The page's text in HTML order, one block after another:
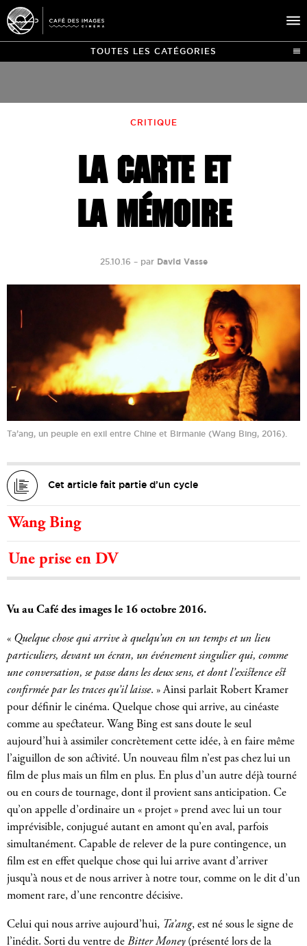
ÉVÉNEMENTS
PRATIQUE
ÉDUCATION AUX IMAGES
TOUTES LES CATÉGORIES
CRITIQUE
LA CARTE ET
LA MÉMOIRE
25.10.16 – par David Vasse
Ta’ang, un peuple en exil entre Chine et Birmanie (Wang Bing, 2016).
Cet article fait partie d’un cycle
Wang Bing
Une prise en DV
Vu au Café des images le 16 octobre 2016.
« Quelque chose qui arrive à quelqu’un en un temps et un lieu
particuliers, devant un écran, un événement singulier qui, comme
une conversation, se passe dans les deux sens, et dont l’existence est
confirmée par les traces qu’il laisse. » Ainsi parlait Robert Kramer
pour définir le cinéma. Quelque chose qui arrive, au cinéaste
comme au spectateur. Wang Bing est sans doute le seul
aujourd’hui à assimiler concrètement cette idée, à en faire même
l’aiguillon de son activité. Un nouveau film n’est pas chez lui un
film de plus mais un film en plus. En plus d’un autre déjà tourné
ou en cours de tournage, dont il provient sans anticipation. Ce
qu’on appelle d’ordinaire un « projet » prend avec lui un tour
imprévisible, conjugué autant en amont qu’en aval, parfois
simultanément. Capable de relever de la pure contingence, un
film est en effet quelque chose qui lui arrive avant d’arriver
jusqu’à nous et de nous arriver à notre tour, comme on le dit d’un
moment rare, d’une rencontre décisive.
Celui qui nous arrive aujourd’hui, Ta’ang, est né sous le signe de
l’inédit. Sorti du ventre de Bitter Money(présenté lors de la